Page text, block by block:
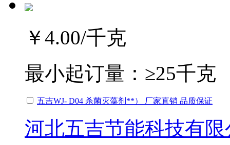
￥4.00/千克
最小起订量： ≥25千克
五吉WJ- D04 杀菌灭藻剂**） 厂家直销 品质保证
河北五吉节能科技有限